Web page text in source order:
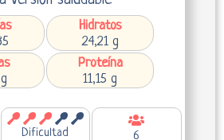
Hidratos
24,21 g
Proteína
11,15 g
Dificultad 6